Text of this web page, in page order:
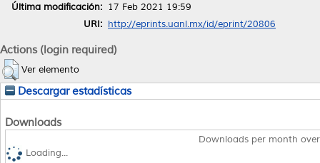
Última modificación: 17 Feb 2021 19:59
URI: http://eprints.uanl.mx/id/eprint/20806
Actions (login required)
Ver elemento
Descargar estadísticas
Downloads
Downloads per month
Loading...